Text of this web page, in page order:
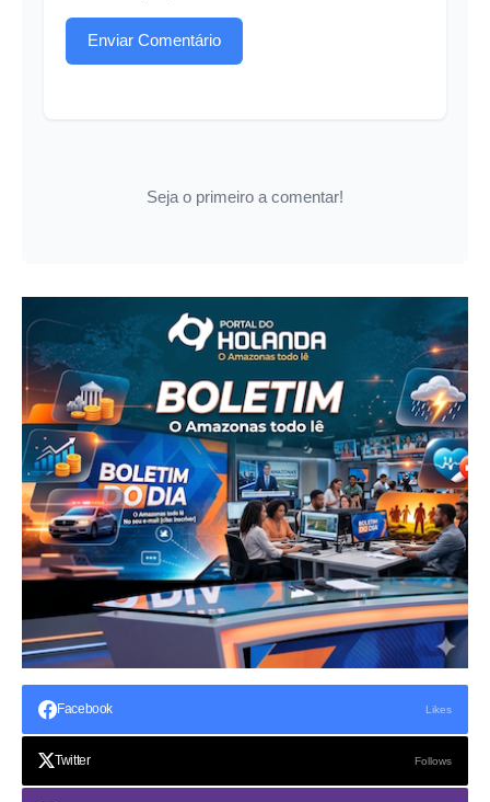
Enviar Comentário
Seja o primeiro a comentar!
Facebook Likes
Twitter Follows